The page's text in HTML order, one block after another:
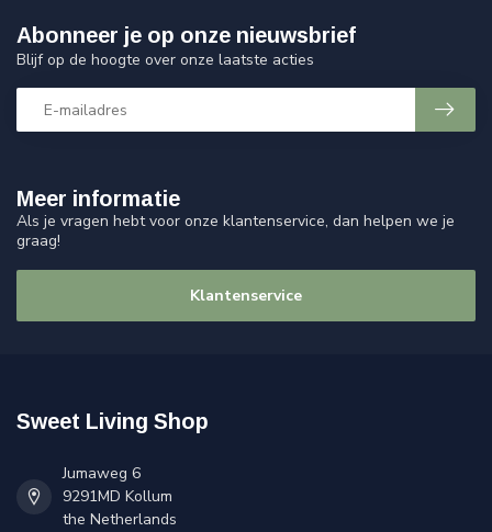
Meer informatie
Als je vragen hebt voor onze klantenservice, dan helpen we je
graag!
Klantenservice
Abonneer je op onze nieuwsbrief
Blijf op de hoogte over onze laatste acties
Sweet Living Shop
Jumaweg 6
9291MD Kollum
the Netherlands